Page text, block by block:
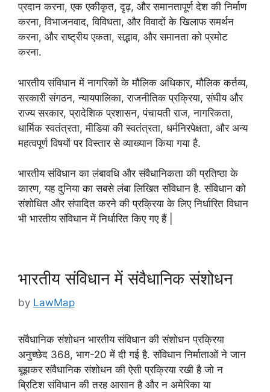
प्रदान करना, एक एकीकृत, दृढ़, और समानतापूर्ण देश की निर्माण
करना, विभाजनवाद, विविधता, और विवादों के खिलाफ समर्थन
करना, और राष्ट्रीय एकता, सद्भाव, और समानता को प्रमोट
करना.
भारतीय संविधान में नागरिकों के मौलिक अधिकार, मौलिक कर्तव्य,
सरकारी संगठन, न्यायपालिका, राजनीतिक प्रक्रिया, संघीय और
राज्य सरकार, प्रादेशिक प्रशासन, पंचायती राज, नागरिकता,
धार्मिक स्वतंत्रता, मीडिया की स्वतंत्रता, धर्मनिरपेक्षता, और अन्य
महत्वपूर्ण विषयों पर विस्तार से व्याख्यान किया गया है.
भारतीय संविधान का लंबावधि और संवैधानिकता की प्रतिष्ठा के
कारण, यह दुनिया का सबसे लंबा लिखित संविधान है. संविधान को
संशोधित और संपादित करने की प्रक्रिया के लिए निर्धारित विधान
भी भारतीय संविधान में निर्धारित किए गए हैं |
भारतीय संविधान में संवैधानिक संशोधन
by LawMap
संवैधानिक संशोधन भारतीय संविधान की संशोधन प्रक्रिया
अनुच्छेद 368, भाग-20 में दी गई है. संविधान निर्माताओं ने जान
बूझकर संवैधानिक संशोधन की ऐसी प्रक्रिया रखी है जो न
ब्रिटिश संविधान की तरह आसान है और न अमेरिका या